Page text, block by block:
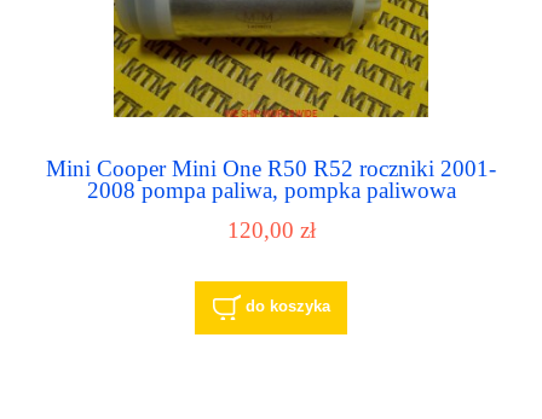
Mini Cooper Mini One R50 R52 roczniki 2001-
2008 pompa paliwa, pompka paliwowa
120,00 zł
do koszyka